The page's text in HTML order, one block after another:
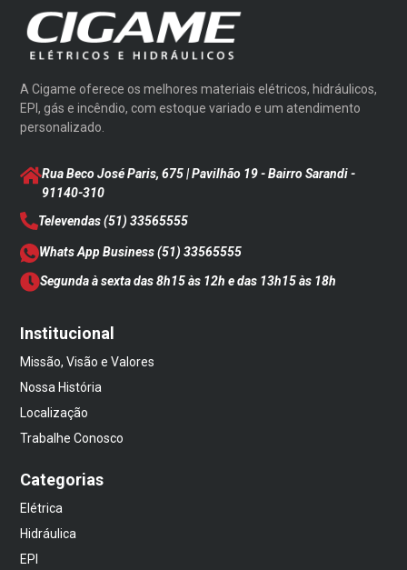
A Cigame oferece os melhores materiais elétricos, hidráulicos,
EPI, gás e incêndio, com estoque variado e um atendimento
personalizado.
Rua Beco José Paris, 675 | Pavilhão 19 - Bairro Sarandi-
91140-310
Televendas(51) 33565555
Whats App Business(51) 33565555
Segunda à sexta das 8h15 às 12h e das 13h15 às 18h
Institucional
Missão, Visão e Valores
Nossa História
Localização
Trabalhe Conosco
Categorias
Elétrica
Hidráulica
EPI